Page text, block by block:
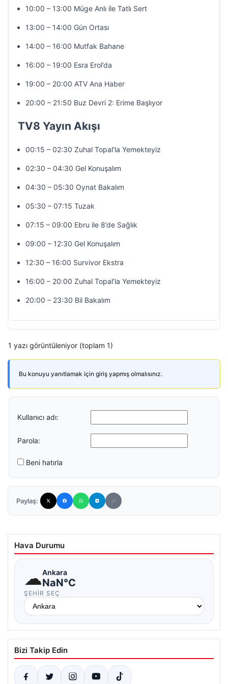
10:00 – 13:00 Müge Anlı ile Tatlı Sert
13:00 – 14:00 Gün Ortası
14:00 – 16:00 Mutfak Bahane
16:00 – 19:00 Esra Erol’da
19:00 – 20:00 ATV Ana Haber
20:00 – 21:50 Buz Devri 2: Erime Başlıyor
TV8 Yayın Akışı
00:15 – 02:30 Zuhal Topal’la Yemekteyiz
02:30 – 04:30 Gel Konuşalım
04:30 – 05:30 Oynat Bakalım
05:30 – 07:15 Tuzak
07:15 – 09:00 Ebru ile 8’de Sağlık
09:00 – 12:30 Gel Konuşalım
12:30 – 16:00 Survivor Ekstra
16:00 – 20:00 Zuhal Topal’la Yemekteyiz
20:00 – 23:30 Bil Bakalım
1 yazı görüntüleniyor (toplam 1)
Bu konuyu yanıtlamak için giriş yapmış olmalısınız.
Kullanıcı adı:
Parola:
Beni hatırla
Paylaş:
Hava Durumu
☁Ankara
NaN°C
ŞEHIR SEÇ
Bizi Takip Edin